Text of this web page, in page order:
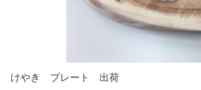
けやき プレート 出荷